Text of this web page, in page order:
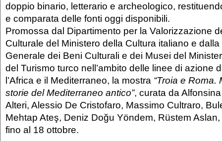
doppio binario, letterario e archeologico,
e comparata delle fonti oggi disponibili.
Promossa dal Dipartimento per la Valorizzazione
Culturale del Ministero della Cultura italiano e
Generale dei Beni Culturali e dei Musei del
del Turismo turco nell’ambito delle linee di azione
l’Africa e il Mediterraneo, la mostra “Troia e Roma.
storie del Mediterraneo antico”, curata da
Alteri, Alessio De Cristofaro, Massimo Cultraro,
Mehtap Ateş, Deniz Doğu Yöndem, Rüstem
fino al 18 ottobre.